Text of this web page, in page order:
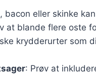
bacon eller skinke
at blande flere oste
krydderurter som
: Prøv at